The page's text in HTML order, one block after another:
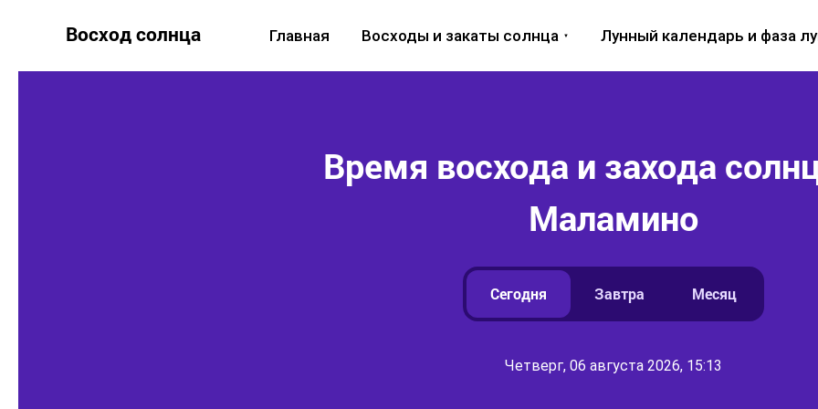
Восход солнца Главная Восходы и закаты солнца Лунный календарь и фаза
Время восхода и захода
Маламино
Сегодня Завтра Месяц
Четверг, 06 августа 2026, 15:13